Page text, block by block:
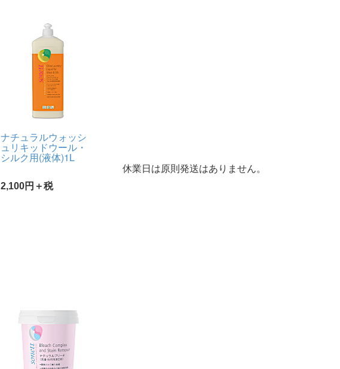
ナチュラルウォッシ
ュリキッドウール・
シルク用(液体)1L
2,100円＋税
休業日は原則発送はありません。